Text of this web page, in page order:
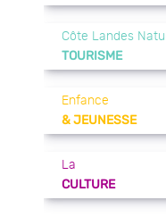
Côte Landes
TOURISME
Enfance
& JEUNESSE
La
CULTURE